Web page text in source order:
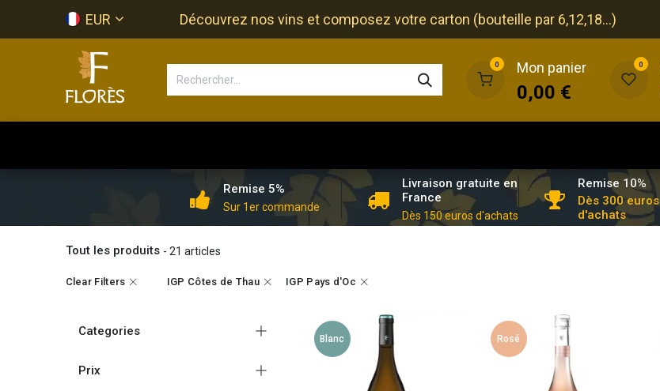
EUR Découvrez nos vins et composez votre carton (bouteille par 6,12,18...)
0 Mon panier
0,00 €
0
Remise 5%
Sur 1er commande
Livraison gratuite en
France
Dès 150 euros d'achats
Remise 10%
Dès 300 euros
d'achats
Tout les produits - 21 articles
Clear Filters IGP Côtes de Thau IGP Pays d'Oc
Categories
Prix
Blanc Rosé